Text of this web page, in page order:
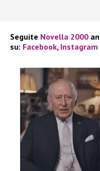
Seguite Novella 2000
su: Facebook, Instagram